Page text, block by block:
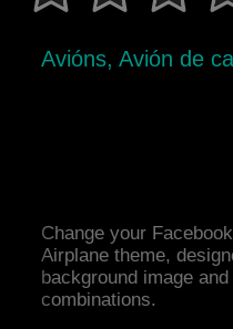
Avións, Avión de
Change your
Airplane theme,
background image
combinations.